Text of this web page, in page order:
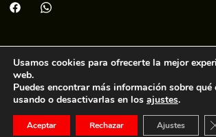
© 2024 Protector Extintores | Todos los
Sitio desarrollado por
Usamos cookies para ofrecerte la mejor
web.
Puedes encontrar más información sobre
usando o desactivarlas en los ajustes.
Aceptar Rechazar Ajustes